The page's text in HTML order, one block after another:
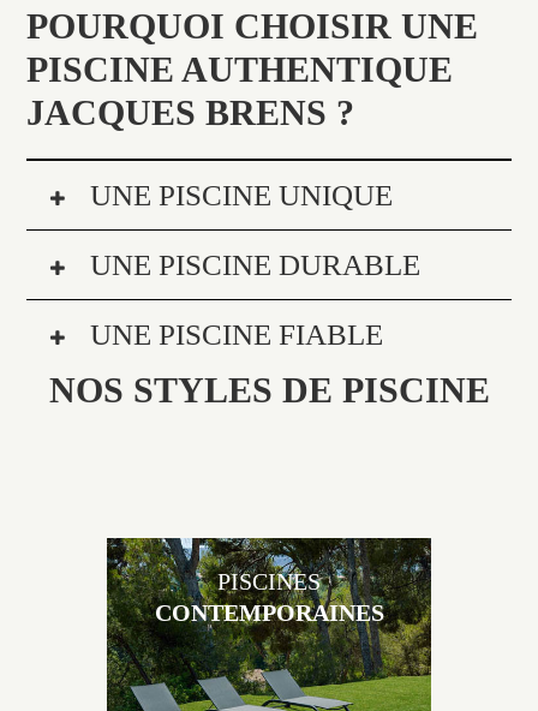
POURQUOI CHOISIR UNE
PISCINE AUTHENTIQUE
JACQUES BRENS ?
UNE PISCINE UNIQUE
UNE PISCINE DURABLE
UNE PISCINE FIABLE
NOS STYLES DE PISCINE
Les piscines en béton contemporaines Jacques
PISCINES
CONTEMPORAINES